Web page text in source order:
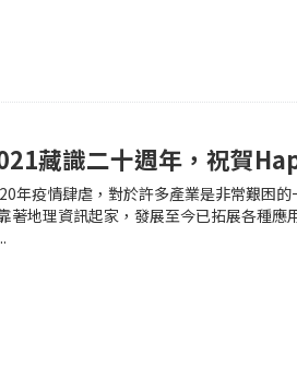
藏識二十週年，祝賀
年疫情肆虐，對於許多產業是非常艱困
著地理資訊起家，發展至今已拓展各種